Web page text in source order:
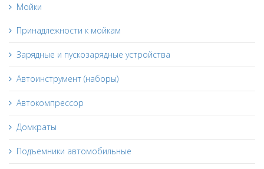
Мойки
Принадлежности к мойкам
Зарядные и пускозарядные устройства
Автоинструмент (наборы)
Автокомпрессор
Домкраты
Подъемники автомобильные